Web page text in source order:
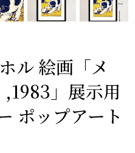
ル 絵画「メ
」展示用
ポップアート